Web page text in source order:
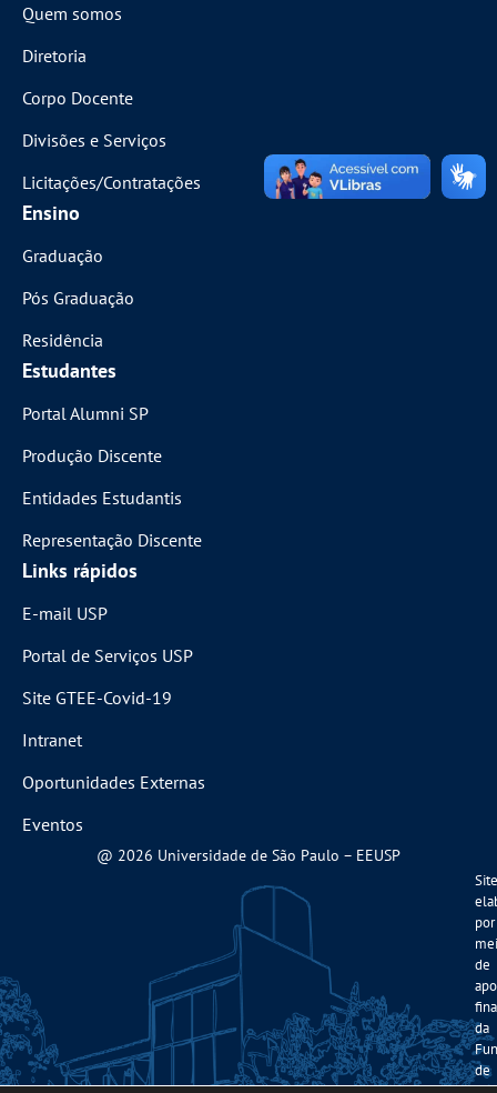
Quem somos
Diretoria
Corpo Docente
Divisões e Serviços
Licitações/Contratações
Ensino
Graduação
Pós Graduação
Residência
Estudantes
Portal Alumni SP
Produção Discente
Entidades Estudantis
Representação Discente
Links rápidos
E-mail USP
Portal de Serviços USP
Site GTEE-Covid-19
Intranet
Oportunidades Externas
Eventos
@ 2026 Universidade de São Paulo – EEUSP
Site
por
de
da
de